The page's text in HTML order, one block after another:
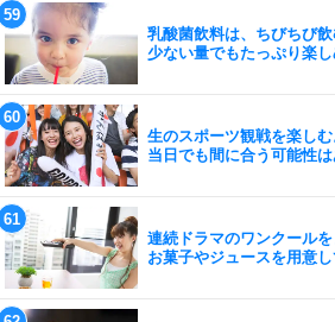
乳酸菌飲料は、ちびちび飲
少ない量でもたっぷり楽し
生のスポーツ観戦を楽しむ
当日でも間に合う可能性は
連続ドラマのワンクールを
お菓子やジュースを用意